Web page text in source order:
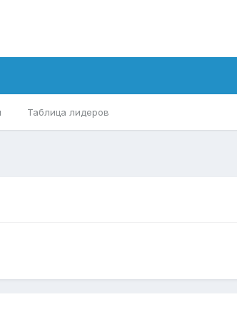
Таблица лидеров